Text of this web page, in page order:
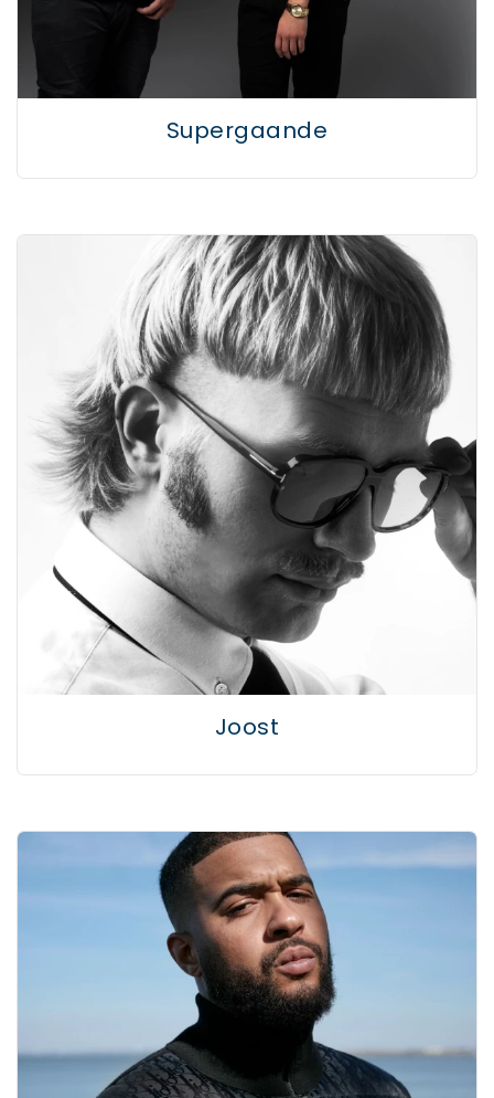
Supergaande
Joost